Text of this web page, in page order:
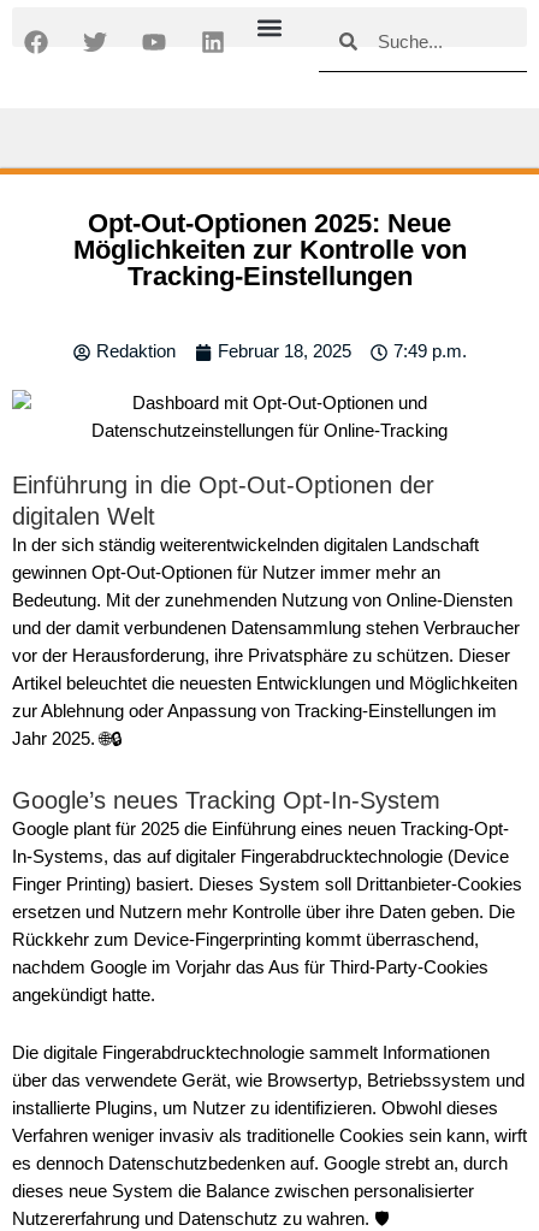
InhaltF
a
o
T
w
r
Y
o
e
L
i
i
Opt-Out-Optionen 2025: Neue
Möglichkeiten zur Kontrolle von
Tracking-Einstellungen
Redaktion Februar 18, 2025 7:49 p.m.
Einführung in die Opt-Out-Optionen der
digitalen Welt
In der sich ständig weiterentwickelnden digitalen Landschaft
gewinnen Opt-Out-Optionen für Nutzer immer mehr an
Bedeutung. Mit der zunehmenden Nutzung von Online-Diensten
und der damit verbundenen Datensammlung stehen Verbraucher
vor der Herausforderung, ihre Privatsphäre zu schützen. Dieser
Artikel beleuchtet die neuesten Entwicklungen und Möglichkeiten
zur Ablehnung oder Anpassung von Tracking-Einstellungen im
Jahr 2025. 🌐🔒
Google’s neues Tracking Opt-In-System
Google plant für 2025 die Einführung eines neuen Tracking-Opt-
In-Systems, das auf digitaler Fingerabdrucktechnologie (Device
Finger Printing) basiert. Dieses System soll Drittanbieter-Cookies
ersetzen und Nutzern mehr Kontrolle über ihre Daten geben. Die
Rückkehr zum Device-Fingerprinting kommt überraschend,
nachdem Google im Vorjahr das Aus für Third-Party-Cookies
angekündigt hatte.
Die digitale Fingerabdrucktechnologie sammelt Informationen
über das verwendete Gerät, wie Browsertyp, Betriebssystem und
installierte Plugins, um Nutzer zu identifizieren. Obwohl dieses
Verfahren weniger invasiv als traditionelle Cookies sein kann, wirft
es dennoch Datenschutzbedenken auf. Google strebt an, durch
dieses neue System die Balance zwischen personalisierter
Nutzererfahrung und Datenschutz zu wahren. 🛡️